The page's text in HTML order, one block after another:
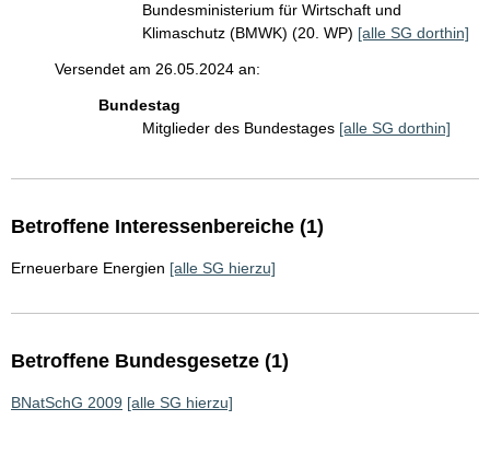
Bundesministerium für Wirtschaft und
Klimaschutz (BMWK) (20. WP) [alle SG dorthin]
Versendet am 26.05.2024 an:
Bundestag
Mitglieder des Bundestages [alle SG dorthin]
Betroffene Interessenbereiche (1)
Erneuerbare Energien [alle SG hierzu]
Betroffene Bundesgesetze (1)
BNatSchG 2009 [alle SG hierzu]